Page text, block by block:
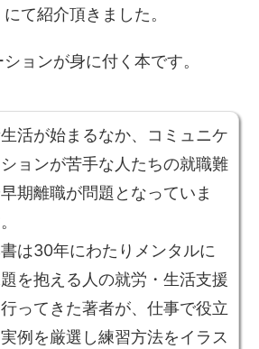
て紹介頂きました。
ョンが身に付く本です。
活が始まるなか、コミュニケ
ョンが苦手な人たちの就職難
期離職が問題となっていま
は30年にわたりメンタルに
を抱える人の就労・生活支援
ってきた著者が、仕事で役立
例を厳選し練習方法をイラス